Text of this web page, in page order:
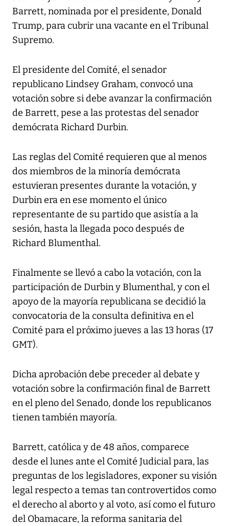
Barrett, nominada por el presidente, Donald
Trump, para cubrir una vacante en el Tribunal
Supremo.
El presidente del Comité, el senador
republicano Lindsey Graham, convocó una
votación sobre si debe avanzar la confirmación
de Barrett, pese a las protestas del senador
demócrata Richard Durbin.
Las reglas del Comité requieren que al menos
dos miembros de la minoría demócrata
estuvieran presentes durante la votación, y
Durbin era en ese momento el único
representante de su partido que asistía a la
sesión, hasta la llegada poco después de
Richard Blumenthal.
Finalmente se llevó a cabo la votación, con la
participación de Durbin y Blumenthal, y con el
apoyo de la mayoría republicana se decidió la
convocatoria de la consulta definitiva en el
Comité para el próximo jueves a las 13 horas (17
GMT).
Dicha aprobación debe preceder al debate y
votación sobre la confirmación final de Barrett
en el pleno del Senado, donde los republicanos
tienen también mayoría.
Barrett, católica y de 48 años, comparece
desde el lunes ante el Comité Judicial para, las
preguntas de los legisladores, exponer su visión
legal respecto a temas tan controvertidos como
el derecho al aborto y al voto, así como el futuro
del Obamacare, la reforma sanitaria del